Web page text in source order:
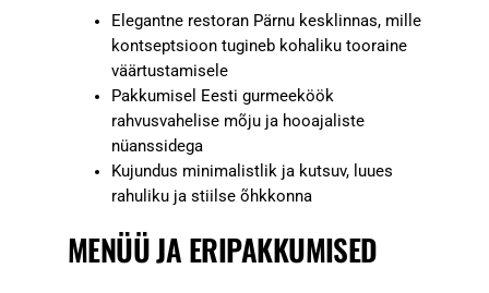
Elegantne restoran Pärnu kesklinnas, mille
kontseptsioon tugineb kohaliku tooraine
väärtustamisele
Pakkumisel Eesti gurmeeköök
rahvusvahelise mõju ja hooajaliste
nüanssidega
Kujundus minimalistlik ja kutsuv, luues
rahuliku ja stiilse õhkkonna
MENÜÜ JA ERIPAKKUMISED